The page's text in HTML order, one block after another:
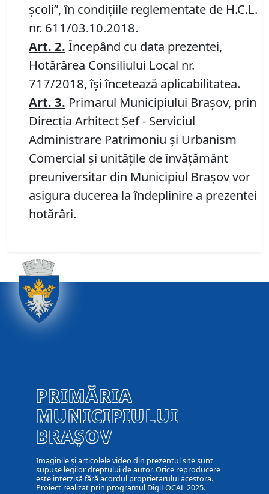
şcoli”, în condiţiile reglementate de H.C.L.
nr. 611/03.10.2018.
Art. 2. Începând cu data prezentei,
Hotărârea Consiliului Local nr.
717/2018, își încetează aplicabilitatea.
Art. 3. Primarul Municipiului Braşov, prin
Direcția Arhitect Șef - Serviciul
Administrare Patrimoniu şi Urbanism
Comercial şi unităţile de învăţământ
preuniversitar din Municipiul Braşov vor
asigura ducerea la îndeplinire a prezentei
hotărâri.
PRIMĂRIA
MUNICIPIULUI
BRAȘOV
Imaginile și articolele video din prezentul site sunt
supuse legilor dreptului de autor. Orice reproducere
este interzisă fără acordul proprietarului acestora.
Proiect realizat prin programul DigiLOCAL 2025.